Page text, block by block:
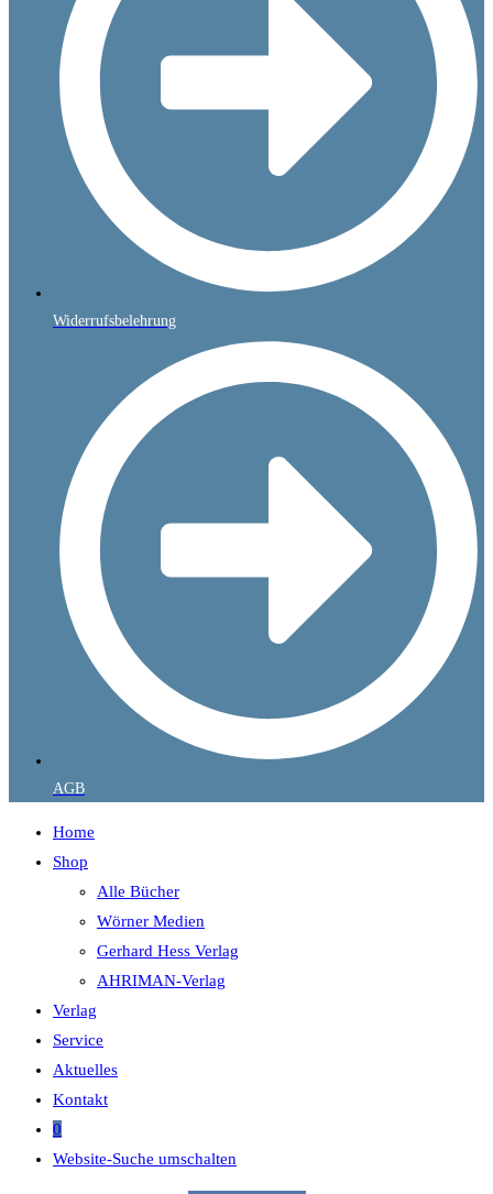
Widerrufsbelehrung
AGB
Home
Shop
Alle Bücher
Wörner Medien
Gerhard Hess Verlag
AHRIMAN-Verlag
Verlag
Service
Aktuelles
Kontakt
0
Website-Suche umschalten